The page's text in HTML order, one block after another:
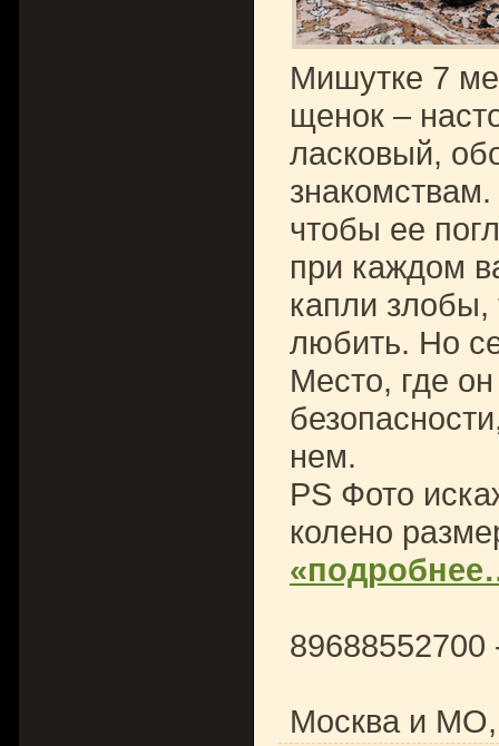
Мишутке 7
щенок –
ласковый,
чтобы ее
при каждом
капли злобы,
любить. Но
Место, где он
нем.
PS Фото
колено
Москва и МО,